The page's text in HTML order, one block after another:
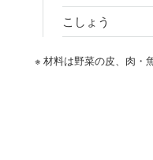
こしょう
※ 材料は野菜の皮、肉・